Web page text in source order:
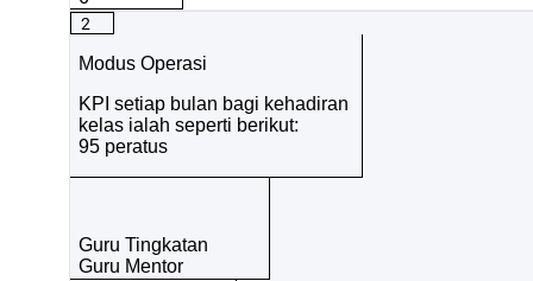
2
Modus Operasi
KPI setiap bulan bagi kehadiran
kelas ialah seperti berikut:
95 peratus
Guru Tingkatan
Guru Mentor